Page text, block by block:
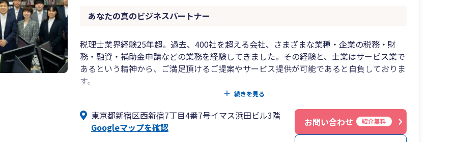
想いとしては経営者様の力になりたい。そんな想いから
サポートメニューが出来上がりました。
❚無料相談について
当社の無料相談は約2時間ほどお取りすることができます。
主にZOOMでの無料相談となります。
・価値ある時間とするためお客様に貢献していくこと
・疑問点をその場でクリアにすること
・無料相談したからといって、当社へ依頼しなくても全く構いません。というスタンス
あなたの真のビジネスパートナー
税理士業界経験25年超。過去、400社を超える会社、さまざまな業種・企業の税務・財
務・融資・補助金申請などの業務を経験してきました。その経験と、士業はサービス業で
あるという精神から、ご満足頂けるご提案やサービス提供が可能であると自負しておりま
す。
ケーションツールに対応していますので、お客様のご要望やご状況に合わせた連絡手段で
迅速にサポートをすることが出来ます！！
続きを見る
東京都新宿区西新宿7丁目4番7号イマス浜田ビル3階
Googleマップを確認
お問い合わせ 紹介無料